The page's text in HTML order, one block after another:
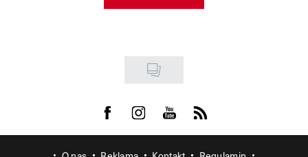
Visit us on Facebook
Visit us on Instagram
Visit us on Youtube
Visit us on Rss